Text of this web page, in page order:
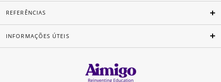
REFERÊNCIAS
INFORMAÇÕES ÚTEIS